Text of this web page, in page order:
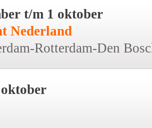
t/m 1 oktober
Nederland
Rotterdam-Den